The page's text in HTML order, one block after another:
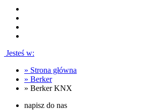
Jesteś w:
» Strona główna
» Berker
» Berker KNX
napisz do nas